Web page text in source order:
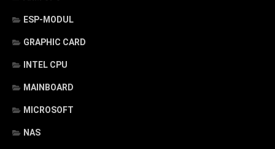
ESP-MODUL
GRAPHIC CARD
INTEL CPU
MAINBOARD
MICROSOFT
NAS